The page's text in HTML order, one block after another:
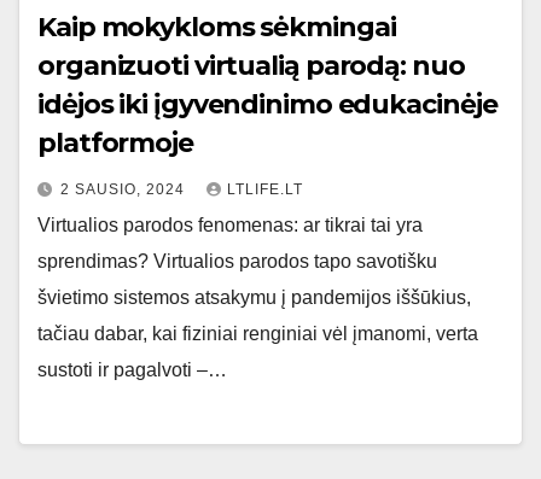
Kaip mokykloms sėkmingai
organizuoti virtualią parodą: nuo
idėjos iki įgyvendinimo edukacinėje
platformoje
2 SAUSIO, 2024 LTLIFE.LT
Virtualios parodos fenomenas: ar tikrai tai yra
sprendimas? Virtualios parodos tapo savotišku
švietimo sistemos atsakymu į pandemijos iššūkius,
tačiau dabar, kai fiziniai renginiai vėl įmanomi, verta
sustoti ir pagalvoti –…